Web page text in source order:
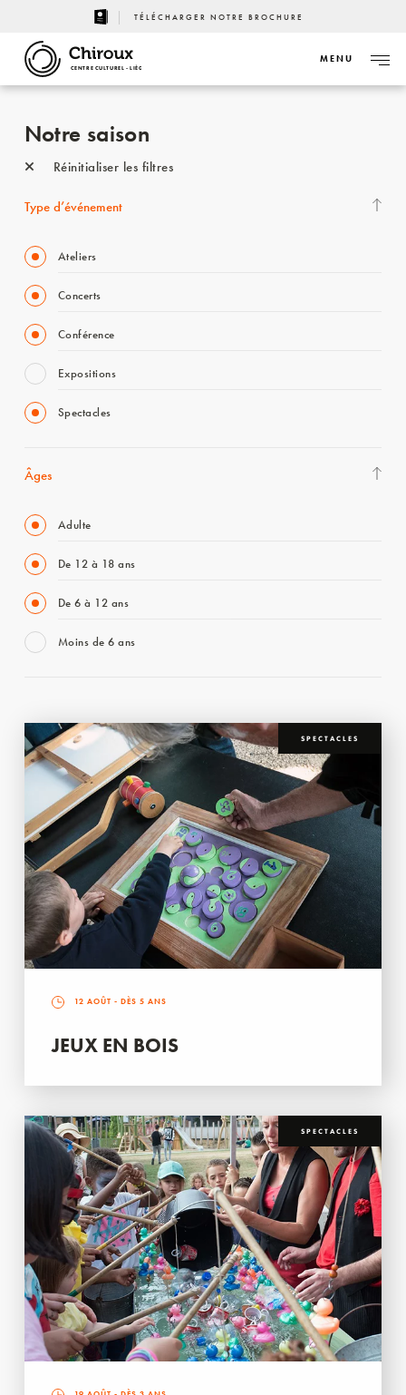
TÉLÉCHARGER NOTRE BROCHURE
CENTRE CULTUREL - LIÈGE
MENU
Notre saison
Réinitialiser les filtres
Type d’événement
Ateliers
Concerts
Conférence
Expositions
Spectacles
Âges
Adulte
De 12 à 18 ans
De 6 à 12 ans
Moins de 6 ans
SPECTACLES
12 AOÛT - DÈS 5 ANS
JEUX EN BOIS
SPECTACLES